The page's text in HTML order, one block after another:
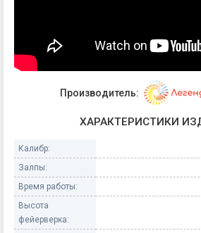
Производитель:
ХАРАКТЕРИСТИКИ
Калибр:
Залпы:
Время работы:
Высота
фейерверка: